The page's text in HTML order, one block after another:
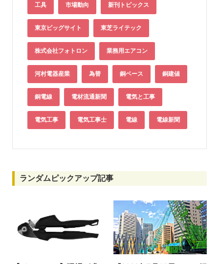
工具 市場動向 新刊トピックス
東京ビッグサイト 東芝ライテック
株式会社フォトロン 業務用エアコン
河村電器産業 為替 銅ベース 銅建値
銅電線 電材流通新聞 電気と工事
電気工事 電気工事士 電線 電線新聞
ランダムピックアップ記事